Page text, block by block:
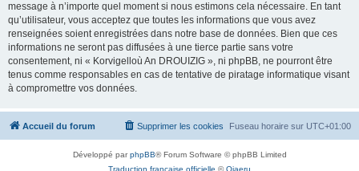
message à n’importe quel moment si nous estimons cela nécessaire. En tant
qu’utilisateur, vous acceptez que toutes les informations que vous avez
renseignées soient enregistrées dans notre base de données. Bien que ces
informations ne seront pas diffusées à une tierce partie sans votre
consentement, ni « Korvigelloù An DROUIZIG », ni phpBB, ne pourront être
tenus comme responsables en cas de tentative de piratage informatique visant
à compromettre vos données.
Accueil du forum Fuseau horaire sur UTC+01:00
Supprimer les cookies
Développé parphpBB® Forum Software © phpBB Limited
Traduction française officielle ©Qiaeru